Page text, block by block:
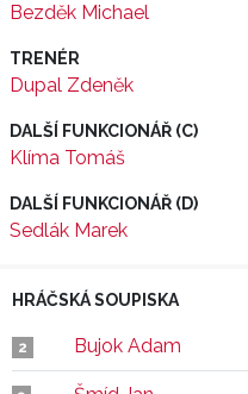
Bezděk Michael
TRENÉR
Dupal Zdeněk
DALŠÍ FUNKCIONÁŘ (C)
Klíma Tomáš
DALŠÍ FUNKCIONÁŘ (D)
Sedlák Marek
HRÁČSKÁ SOUPISKA
2 Bujok Adam